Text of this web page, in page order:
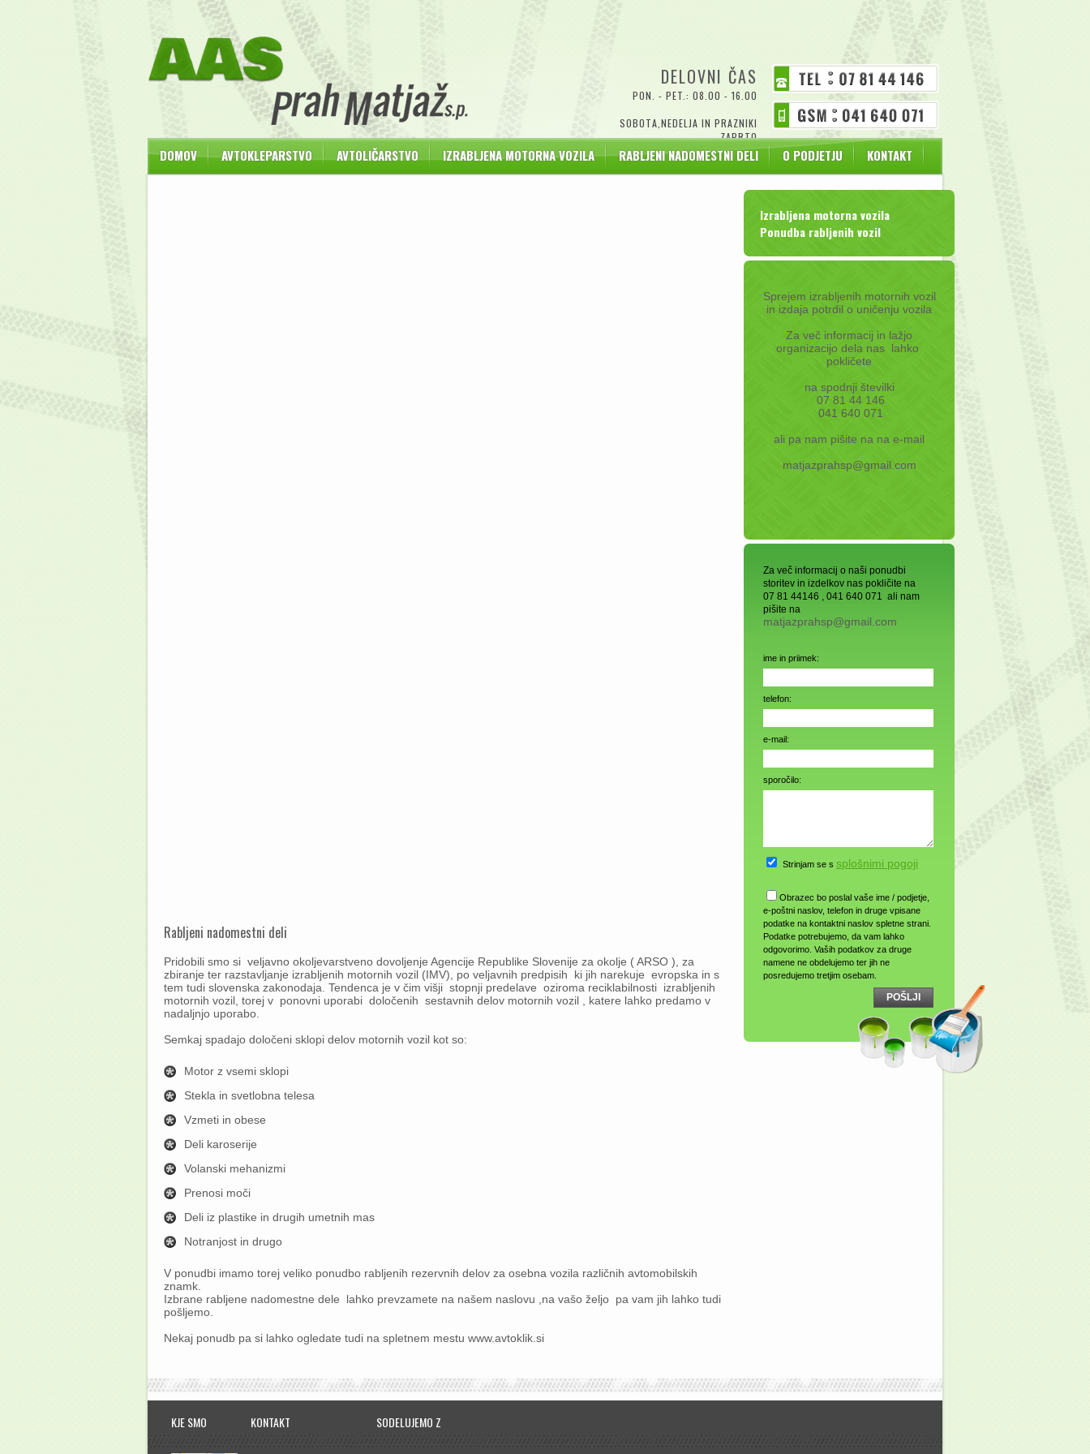
DELOVNI ČAS
PON. - PET.: 08.00 - 16.00
SOBOTA,NEDELJA IN PRAZNIKI
ZAPRTO
DOMOV AVTOKLEPARSTVO AVTOLIČARSTVO IZRABLJENA MOTORNA VOZILA RABLJENI NADOMESTNI DELI O PODJETJU KONTAKT
Rabljeni nadomestni deli
Pridobili smo si veljavno okoljevarstveno dovoljenje Agencije Republike Slovenije za okolje ( ARSO ), za
zbiranje ter razstavljanje izrabljenih motornih vozil (IMV), po veljavnih predpisih ki jih narekuje evropska in s
tem tudi slovenska zakonodaja. Tendenca je v čim višji stopnji predelave oziroma reciklabilnosti izrabljenih
motornih vozil, torej v ponovni uporabi določenih sestavnih delov motornih vozil , katere lahko predamo v
nadaljnjo uporabo.
Semkaj spadajo določeni sklopi delov motornih vozil kot so:
Motor z vsemi sklopi
Stekla in svetlobna telesa
Vzmeti in obese
Deli karoserije
Volanski mehanizmi
Prenosi moči
Deli iz plastike in drugih umetnih mas
Notranjost in drugo
V ponudbi imamo torej veliko ponudbo rabljenih rezervnih delov za osebna vozila različnih avtomobilskih
znamk.
Izbrane rabljene nadomestne dele lahko prevzamete na našem naslovu ,na vašo željo pa vam jih lahko tudi
pošljemo.
Nekaj ponudb pa si lahko ogledate tudi na spletnem mestu www.avtoklik.si
Izrabljena motorna vozila
Ponudba rabljenih vozil
Sprejem izrabljenih motornih vozil
in izdaja potrdil o uničenju vozila
Za več informacij in lažjo
organizacijo dela nas lahko
pokličete
na spodnji številki
07 81 44 146
041 640 071
ali pa nam pišite na na e-mail
matjazprahsp@gmail.com
Za več informacij o naši ponudbi
storitev in izdelkov nas pokličite na
07 81 44146 , 041 640 071 ali nam
pišite na
matjazprahsp@gmail.com
ime in priimek:
telefon:
e-mail:
sporočilo:
Strinjam se s splošnimi pogoji
Obrazec bo poslal vaše ime / podjetje,
e-poštni naslov, telefon in druge vpisane
podatke na kontaktni naslov spletne strani.
Podatke potrebujemo, da vam lahko
odgovorimo. Vaših podatkov za druge
namene ne obdelujemo ter jih ne
posredujemo tretjim osebam.
POŠLJI
KJE SMO KONTAKT SODELUJEMO Z